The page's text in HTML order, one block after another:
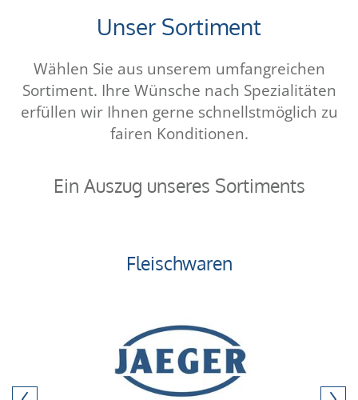
Unser Sortiment
Wählen Sie aus unserem umfangreichen
Sortiment. Ihre Wünsche nach Spezialitäten
erfüllen wir Ihnen gerne schnellstmöglich zu
fairen Konditionen.
Ein Auszug unseres Sortiments
Fleischwaren